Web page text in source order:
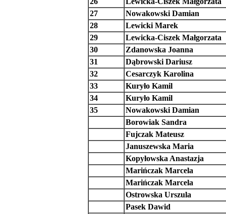
27
Nowakowski Damian
28
Lewicki Marek
29
Lewicka-Ciszek Małgorzata
30
Zdanowska Joanna
31
Dąbrowski Dariusz
32
Cesarczyk Karolina
33
Kuryło Kamil
34
Kuryło Kamil
35
Nowakowski Damian
Borowiak Sandra
Fujczak Mateusz
Januszewska Maria
Kopyłowska Anastazja
Marińczak Marcela
Marińczak Marcela
Ostrowska Urszula
Pasek Dawid